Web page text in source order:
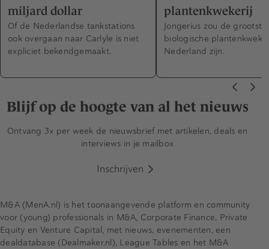
miljard dollar
Of de Nederlandse tankstations
ook overgaan naar Carlyle is niet
expliciet bekendgemaakt.
plantenkwekerij
Jongerius zou de grootste
biologische
Nederland zijn.
Blijf op de hoogte van al het nieuws
Ontvang 3x per week de nieuwsbrief met artikelen, deals en
interviews in je mailbox
Inschrijven
M&A (MenA.nl) is het toonaangevende platform en community
voor (young) professionals in M&A, Corporate Finance, Private
Equity en Venture Capital, met nieuws, evenementen, een
dealdatabase (Dealmaker.nl), League Tables en het M&A